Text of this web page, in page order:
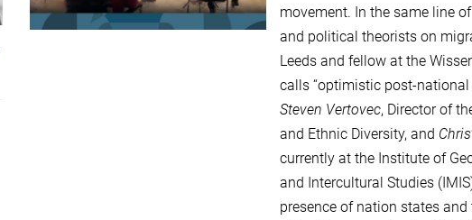
movement. In the same line
and political theorists on
Leeds and fellow at the
calls “optimistic post-
Steven Vertovec, Director of
and Ethnic Diversity, and
currently at the Institute of
and Intercultural Studies
presence of nation states